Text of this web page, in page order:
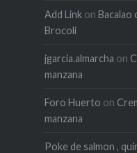
Add Linkon Bacalao
Brocoli
jgarcia.almarcha on
manzana
Foro Huerto on
manzana
Poke de salmon ,